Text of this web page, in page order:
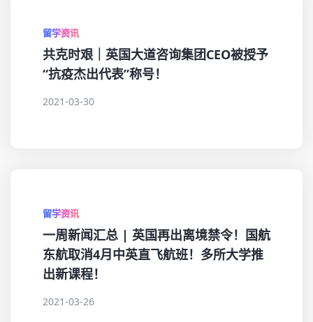
留学资讯
共克时艰｜英国大道咨询集团CEO被授予
“抗疫杰出代表”称号！
2021-03-30
留学资讯
一周新闻汇总 | 英国再出离境禁令！国航
东航取消4月中英直飞航班！多所大学推
出新课程！
2021-03-26